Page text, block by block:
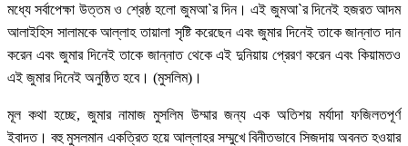
মধ্যে সর্বাপেক্ষা উত্তম ও শ্রেষ্ঠ হলো জুমআ`র দিন। এই জুমআ`র দিনেই হজরত আদম
আলাইহিস সালামকে আল্লাহ তায়ালা সৃষ্টি করেছেন এবং জুমার দিনেই তাকে জান্নাত দান
করেন এবং জুমার দিনেই তাকে জান্নাত থেকে এই দুনিয়ায় প্রেরণ করেন এবং কিয়ামতও
এই জুমার দিনেই অনুষ্ঠিত হবে। (মুসলিম)।
মূল কথা হচ্ছে, জুমার নামাজ মুসলিম উম্মার জন্য এক অতিশয় মর্যাদা ফজিলতপূর্ণ
ইবাদত। বহু মুসলমান একত্রিত হয়ে আল্লাহর সম্মুখে বিনীতভাবে সিজদায় অবনত হওয়ার